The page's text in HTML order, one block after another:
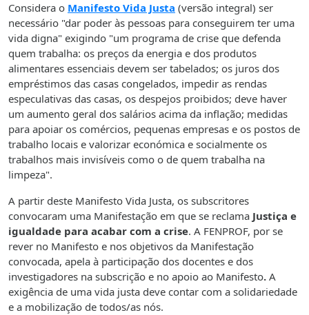
Considera o Manifesto Vida Justa (versão integral) ser
necessário "dar poder às pessoas para conseguirem ter uma
vida digna" exigindo "um programa de crise que defenda
quem trabalha: os preços da energia e dos produtos
alimentares essenciais devem ser tabelados; os juros dos
empréstimos das casas congelados, impedir as rendas
especulativas das casas, os despejos proibidos; deve haver
um aumento geral dos salários acima da inflação; medidas
para apoiar os comércios, pequenas empresas e os postos de
trabalho locais e valorizar económica e socialmente os
trabalhos mais invisíveis como o de quem trabalha na
limpeza".
A partir deste Manifesto Vida Justa, os subscritores
convocaram uma Manifestação em que se reclama Justiça e
igualdade para acabar com a crise. A FENPROF, por se
rever no Manifesto e nos objetivos da Manifestação
convocada, apela à participação dos docentes e dos
investigadores na subscrição e no apoio ao Manifesto. A
exigência de uma vida justa deve contar com a solidariedade
e a mobilização de todos/as nós.